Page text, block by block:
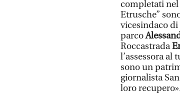
completati nel
Etrusche”
vicesindaco
parco
Roccastrada
l’assessora
sono un
giornalista
loro